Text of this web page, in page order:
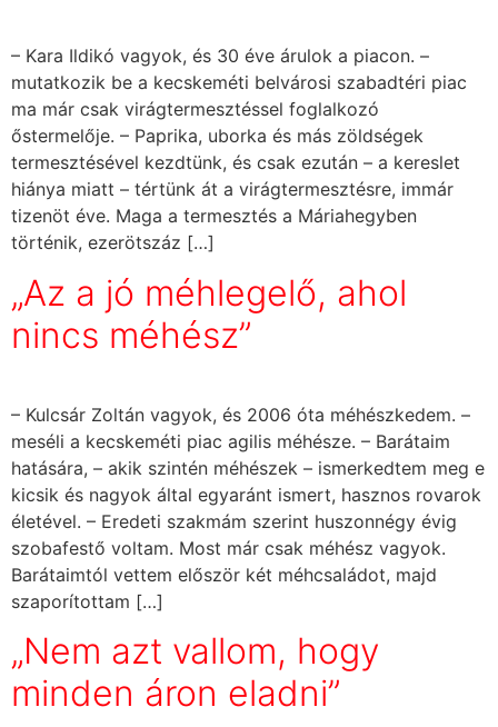
– Kara Ildikó vagyok, és 30 éve árulok a piacon. –
mutatkozik be a kecskeméti belvárosi szabadtéri piac
ma már csak virágtermesztéssel foglalkozó
őstermelője. – Paprika, uborka és más zöldségek
termesztésével kezdtünk, és csak ezután – a kereslet
hiánya miatt – tértünk át a virágtermesztésre, immár
tizenöt éve. Maga a termesztés a Máriahegyben
történik, ezerötszáz […]
„Az a jó méhlegelő, ahol
nincs méhész”
– Kulcsár Zoltán vagyok, és 2006 óta méhészkedem. –
meséli a kecskeméti piac agilis méhésze. – Barátaim
hatására, – akik szintén méhészek – ismerkedtem meg e
kicsik és nagyok által egyaránt ismert, hasznos rovarok
életével. – Eredeti szakmám szerint huszonnégy évig
szobafestő voltam. Most már csak méhész vagyok.
Barátaimtól vettem először két méhcsaládot, majd
szaporítottam […]
„Nem azt vallom, hogy
minden áron eladni”